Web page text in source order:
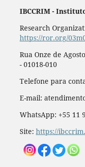
IBCCRIM -
Research
https://ror.org/
Rua Onze de
- 01018-010
Telefone para
E-mail:
WhatsApp: +55 11
Site: https://